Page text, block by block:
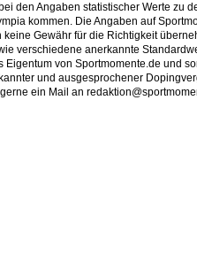
den Angaben statistischer Werte zu
kommen. Die Angaben auf
Gewähr für die Richtigkeit
verschiedene anerkannte
von Sportmomente.de und
und ausgesprochener
ein Mail an